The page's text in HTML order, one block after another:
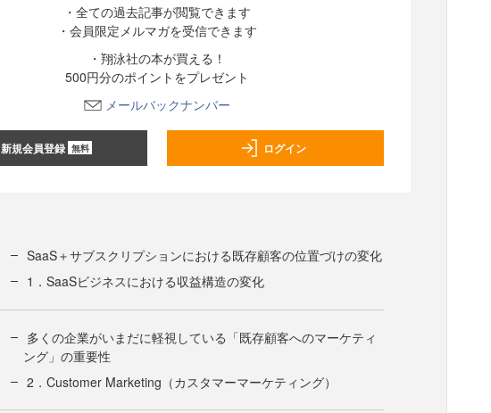
・全ての過去記事が閲覧できます
・会員限定メルマガを受信できます
・翔泳社の本が買える！
500円分のポイントをプレゼント
メールバックナンバー
新規会員登録 無料 ログイン
SaaS＋サブスクリプションにおける既存顧客の位置づけの変化
1．SaaSビジネスにおける収益構造の変化
多くの企業がいまだに軽視している「既存顧客へのマーケティ
ング」の重要性
2．Customer Marketing（カスタマーマーケティング）